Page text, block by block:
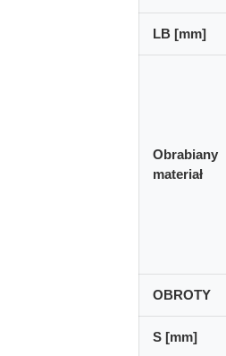
LB [mm]
Obrabiany
materiał
OBROTY
S [mm]